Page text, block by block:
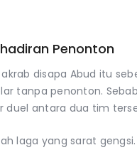
Penonton
disapa Abud itu
tanpa penonton.
duel antara dua tim
laga yang sarat